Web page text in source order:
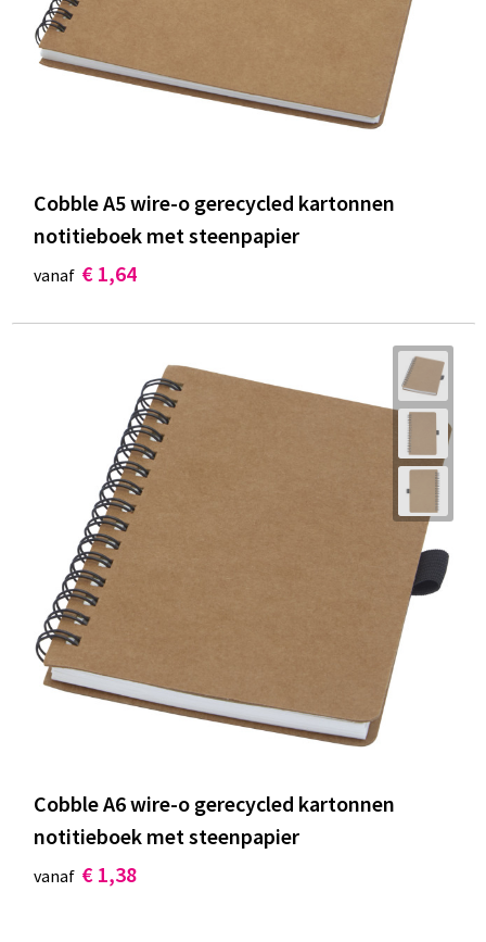
Cobble A5 wire-o gerecycled kartonnen
notitieboek met steenpapier
vanaf € 1,64
Cobble A6 wire-o gerecycled kartonnen
notitieboek met steenpapier
vanaf € 1,38